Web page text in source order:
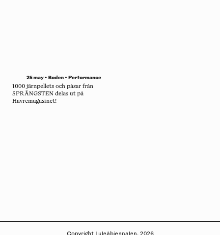
25 may • Boden • Performance
1000 järnpellets och påsar från
SPRÄNGSTEN delas ut på
Havremagasinet!